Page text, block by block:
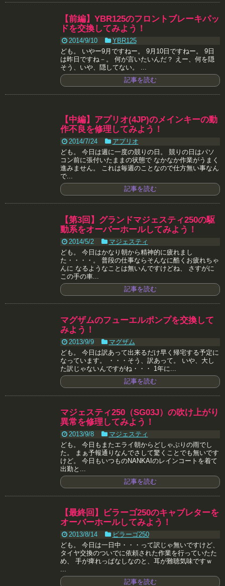
【前編】YBR125のフロントブレーキパッ
ドを交換してみよう！
2014/9/10
YBR125
ども。 いやー9月ですねー。 9月10日ですねー。 9日
は昨日ですね－。 何が言いたいんだ？ えー、何を隠
そう、いや、隠してない。 ...
記事を読む
【中編】アプリオ(4JP)のメインキーの動
作不良を修理してみよう！
2014/7/24
アプリオ
ども。 今日は週に一度の競りの日。 競りの日はパソ
コン前に張付いたままの状態で なかなか作業がうまく
進みません。 これは毎週のことなので仕方無い事なん
で...
記事を読む
【第3回】グランドマジェスティ250の駆
動系をオーバーホールしてみよう！
2014/5/2
マジェスティ
ども。 今日はかなり朝から精神的に疲れまし
た・・・・。 普段の仕事ならそんなに酷くお疲れちゃ
んに なるようなことは無いんですけどね、 さすがに
この手の車...
記事を読む
マグザムのフューエルポンプを交換して
みよう！
2013/9/9
マグザム
ども。 今日は訳あって出来るだけ早く帰宅する予定に
なっています。 ・・・そう、訳あって。 いや、大し
た訳じゃないんですがね・・・ 1年に...
記事を読む
マジェスティ250（SG03J）の吹け上がり
異常を修理してみよう！
2013/9/8
マジェスティ
ども。 今日もまたエライ朝からどしゃぶりの雨でし
た。 まぁ予報通りなんでさして驚くことでも無いです
けど。 今日もいつものNANKAIのレインコートを着て
出勤と...
記事を読む
【最終回】ビラーゴ250のキャブレターを
オーバーホールしてみよう！
2013/8/14
ビラーゴ250
ども。 今日は一日中・・・って訳じゃ無いですけど、
タイヤ交換のついでに依頼された作業を行っていたた
め、 手が痺れっぱなしなのと、耳が難聴気味ですｗ
記事を読む